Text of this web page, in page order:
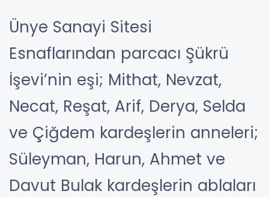
Ünye Sanayi Sitesi
Esnaflarından parcacı Şükrü
İşevi’nin eşi; Mithat, Nevzat,
Necat, Reşat, Arif, Derya, Selda
ve Çiğdem kardeşlerin anneleri;
Süleyman, Harun, Ahmet ve
Davut Bulak kardeşlerin ablaları